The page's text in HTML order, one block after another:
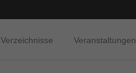
Verzeichnisse Veranstaltungen